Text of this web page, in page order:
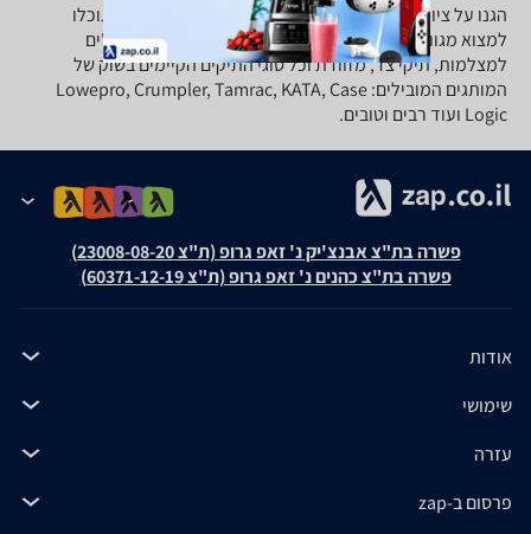
הגנו על ציוד הצילום היקר שלכם! ב-zap השוואת מחירים תוכלו
למצוא מגוון רחב של תיקים למצלמות סטילס ווידיאו, פאוצ'ים
למצלמות, תיקי צד, מזוודת וכל סוגי התיקים הקיימים בשוק של
המותגים המובילים: Lowepro, Crumpler, Tamrac, KATA, Case
Logic ועוד רבים וטובים.
פשרה בת"צ אבנצ'יק נ' זאפ גרופ (ת"צ 23008-08-20)
פשרה בת"צ כהנים נ' זאפ גרופ (ת"צ 60371-12-19)
אודות
שימושי
עזרה
פרסום ב-zap